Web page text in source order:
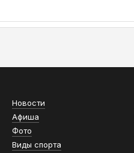
Новости
Афиша
Фото
Виды спорта